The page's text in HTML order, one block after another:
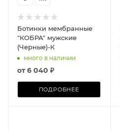
Ботинки мембранные
"КОБРА" мужские
(Черные)-К
много в наличии
от6 040 ₽
ПОДРОБНЕЕ